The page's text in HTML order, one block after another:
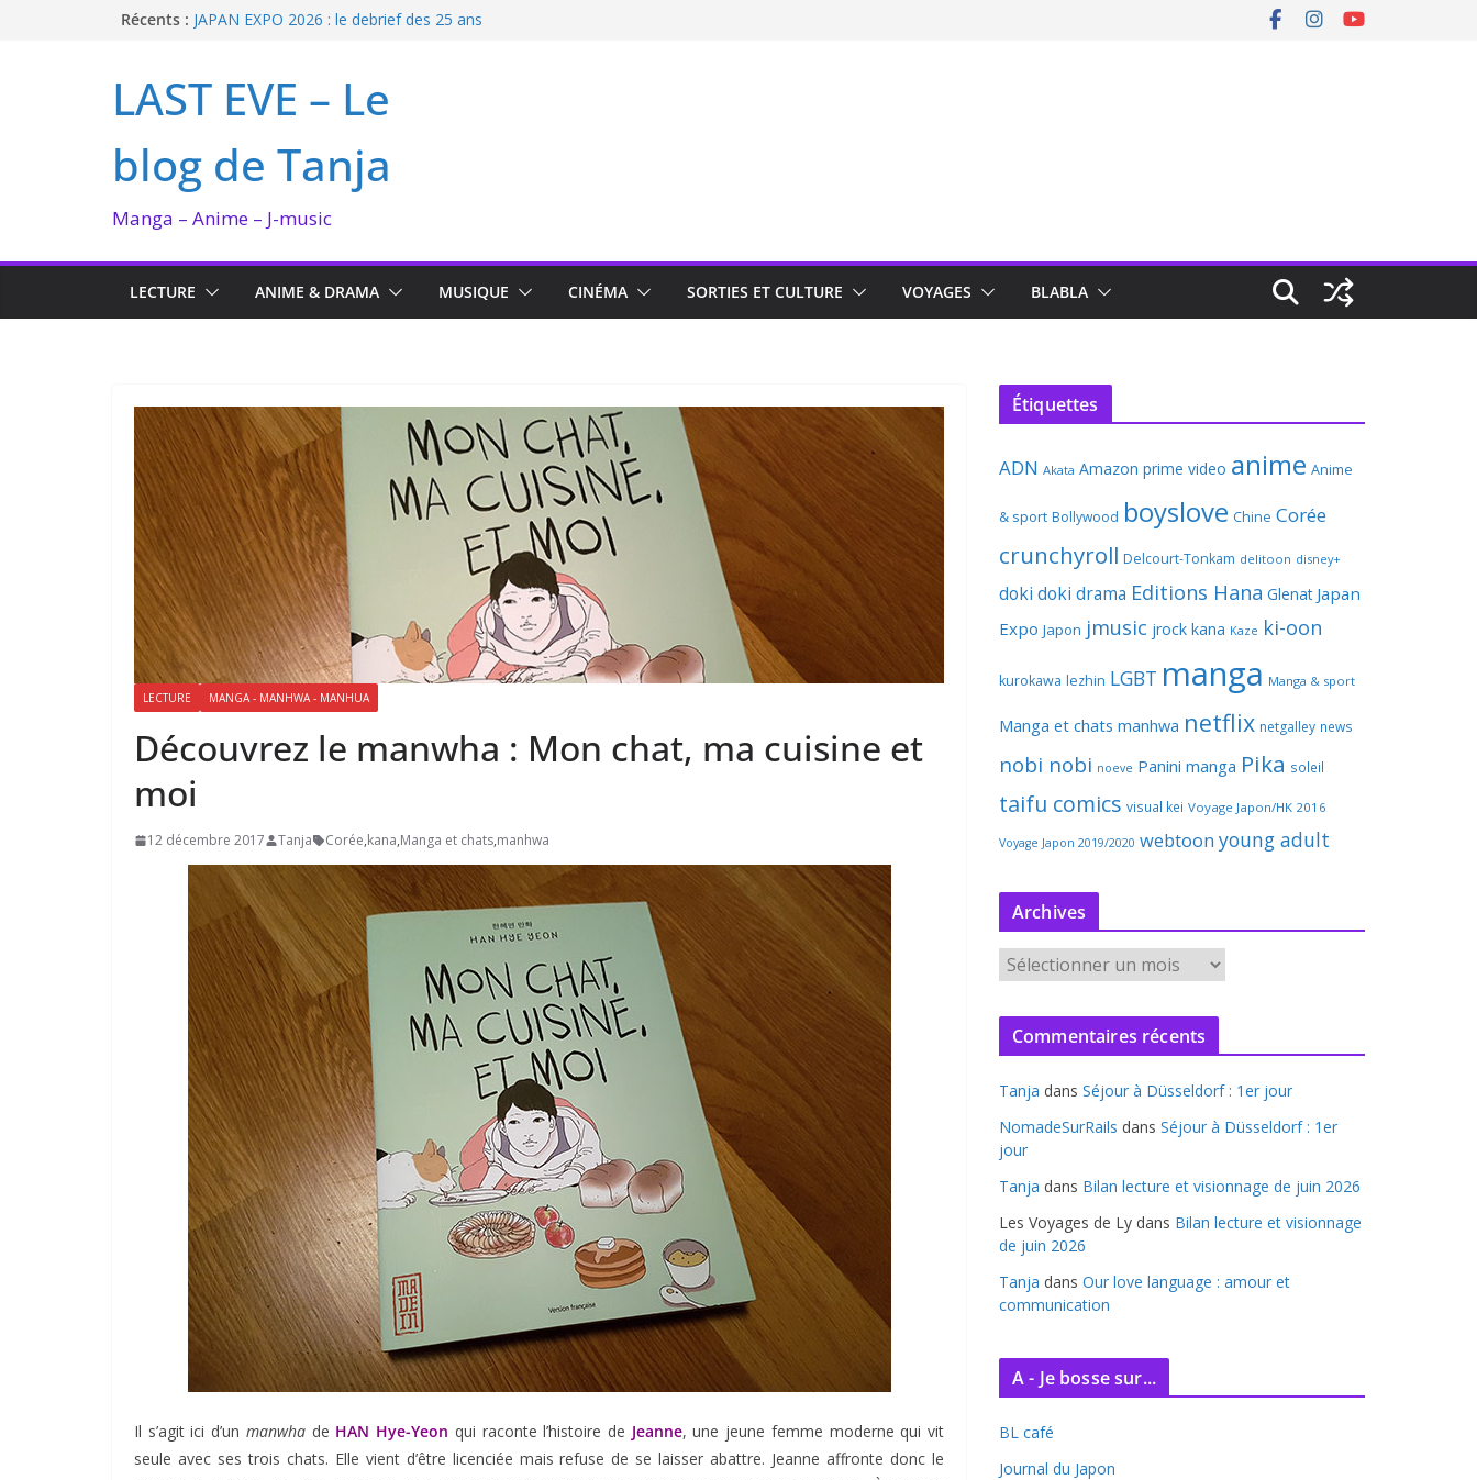
Récents : JAPAN EXPO 2026 : le debrief des 25 ans
I’m not in love de Zeniko Sumiya
Enomoto n’est pas un ange
LAST EVE – Le
blog de Tanja
Manga – Anime – J-music
LECTURE ANIME & DRAMA MUSIQUE CINÉMA SORTIES ET CULTURE VOYAGES BLABLA
LECTURE MANGA - MANHWA - MANHUA
Découvrez le manwha : Mon chat, ma cuisine et
moi
12 décembre 2017 Tanja Corée,kana,Manga et chats,manhwa
Il s’agit ici d’un manwhade HAN Hye-Yeon qui raconte l’histoire de Jeanne, une jeune femme moderne qui vit
seule avec ses trois chats. Elle vient d’être licenciée mais refuse de se laisser abattre. Jeanne affronte donc le
Étiquettes
ADN Akata Amazon prime video anime Anime
& sport Bollywood boyslove Chine Corée
crunchyroll Delcourt-Tonkam delitoon disney+
doki doki drama Editions Hana Glenat Japan
Expo Japon jmusic jrock kana Kaze ki-oon
kurokawa lezhin LGBT manga Manga & sport
Manga et chats manhwa netflix netgalley news
nobi nobi noeve Panini manga Pika soleil
taifu comics visual kei Voyage Japon/HK 2016
Voyage Japon 2019/2020 webtoon young adult
Archives
r
c
v
e
s
Commentaires récents
Tanja dans Séjour à Düsseldorf : 1er jour
NomadeSurRails dans Séjour à Düsseldorf : 1er
jour
Tanja dans Bilan lecture et visionnage de juin 2026
Les Voyages de Ly dans Bilan lecture et visionnage
de juin 2026
Tanja dans Our love language : amour et
communication
A - Je bosse sur...
BL café
Journal du Japon